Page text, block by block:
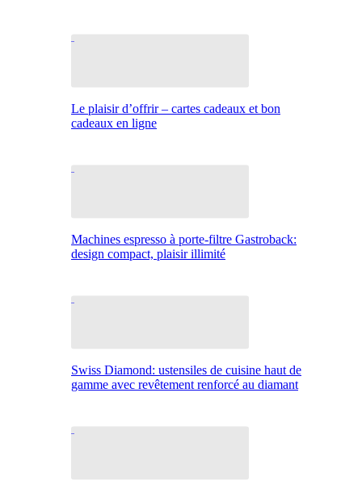
Le plaisir d’offrir – cartes cadeaux et bon
cadeaux en ligne
Machines espresso à porte-filtre Gastroback:
design compact, plaisir illimité
Swiss Diamond: ustensiles de cuisine haut de
gamme avec revêtement renforcé au diamant